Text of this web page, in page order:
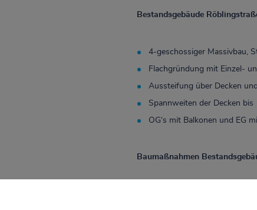
Bestandsgebäude
4-geschossiger Massivbau,
Flachgründung mit Einzel-
Aussteifung über Decken
Spannweiten der Decken bis
OG‘s mit Balkonen und EG
Baumaßnahmen